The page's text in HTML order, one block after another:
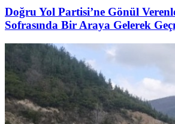
Doğru Yol Partisi’ne Gönül
Sofrasında Bir Araya Gelerek